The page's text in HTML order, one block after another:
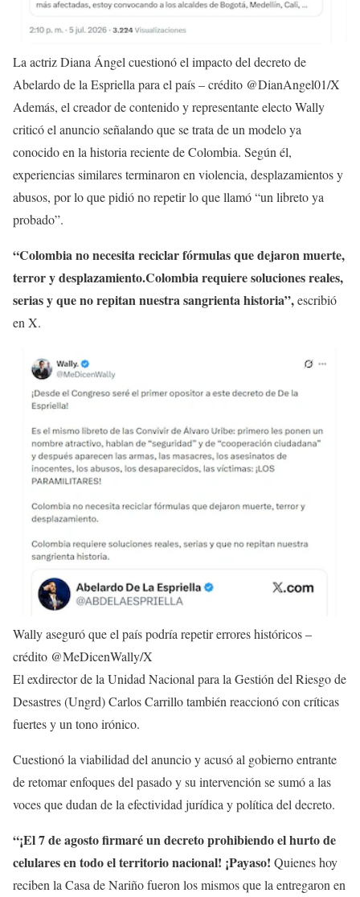
La actriz Diana Ángel cuestionó el impacto del decreto de
Abelardo de la Espriella para el país – crédito @DianAngel01/X
Además, el creador de contenido y representante electo Wally
criticó el anuncio señalando que se trata de un modelo ya
conocido en la historia reciente de Colombia. Según él,
experiencias similares terminaron en violencia, desplazamientos y
abusos, por lo que pidió no repetir lo que llamó “un libreto ya
probado”.
“Colombia no necesita reciclar fórmulas que dejaron muerte,
terror y desplazamiento.Colombia requiere soluciones reales,
serias y que no repitan nuestra sangrienta historia”,escribió
en X.
Wally aseguró que el país podría repetir errores históricos –
crédito @MeDicenWally/X
El exdirector de la Unidad Nacional para la Gestión del Riesgo de
Desastres (Ungrd) Carlos Carrillo también reaccionó con críticas
fuertes y un tono irónico.
Cuestionó la viabilidad del anuncio y acusó al gobierno entrante
de retomar enfoques del pasado y su intervención se sumó a las
voces que dudan de la efectividad jurídica y política del decreto.
“¡El 7 de agosto firmaré un decreto prohibiendo el hurto de
celulares en todo el territorio nacional! ¡Payaso! Quienes hoy
reciben la Casa de Nariño fueron los mismos que la entregaron en